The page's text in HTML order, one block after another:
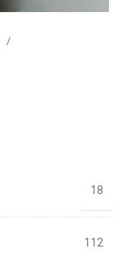
18
112